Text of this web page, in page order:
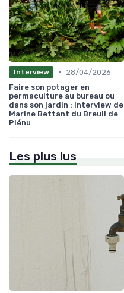
Interview •
28/04/2026
Faire son potager en
permaculture au bureau ou
dans son jardin : Interview de
Marine Bettant du Breuil de
Piénu
Les plus lus